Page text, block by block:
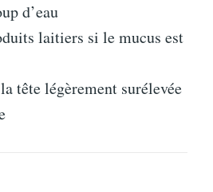
d’eau
laitiers si le mucus est
tête légèrement surélevée